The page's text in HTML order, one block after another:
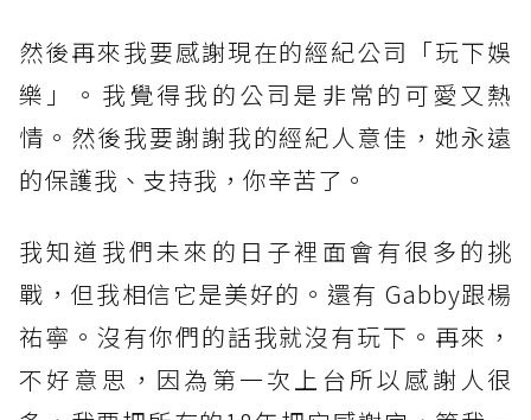
然後再來我要感謝現在的經紀公司「玩下娛
樂」。我覺得我的公司是非常的可愛又熱
情。然後我要謝謝我的經紀人意佳，她永遠
的保護我、支持我，你辛苦了。
我知道我們未來的日子裡面會有很多的挑
戰，但我相信它是美好的。還有 Gabby跟楊
祐寧。沒有你們的話我就沒有玩下。再來，
不好意思，因為第一次上台所以感謝人很